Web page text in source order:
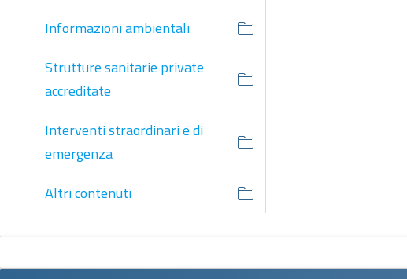
Informazioni ambientali
Strutture sanitarie private
accreditate
Interventi straordinari e di
emergenza
Altri contenuti